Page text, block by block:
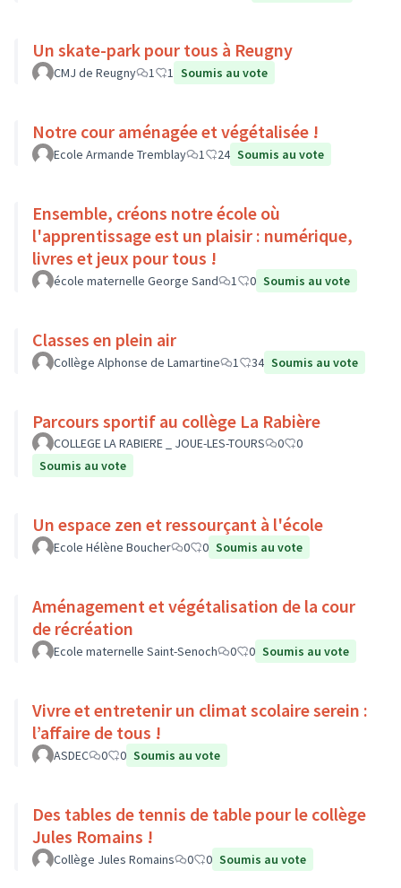
Un skate-park pour tous à Reugny
CMJ de Reugny 1 1 Soumis au vote
Notre cour aménagée et végétalisée !
Ecole Armande Tremblay 1 24 Soumis au vote
Ensemble, créons notre école où
l'apprentissage est un plaisir : numérique,
livres et jeux pour tous !
école maternelle George Sand 1 0 Soumis au vote
Classes en plein air
Collège Alphonse de Lamartine 1 34 Soumis au vote
Parcours sportif au collège La Rabière
COLLEGE LA RABIERE _ JOUE-LES-TOURS 0
0
Soumis au vote
Un espace zen et ressourçant à l'école
Ecole Hélène Boucher 0 0 Soumis au vote
Aménagement et végétalisation de la cour
de récréation
Ecole maternelle Saint-Senoch 0 0 Soumis au vote
Vivre et entretenir un climat scolaire serein :
l’affaire de tous !
ASDEC 0 0 Soumis au vote
Des tables de tennis de table pour le collège
Jules Romains !
Collège Jules Romains 0 0 Soumis au vote